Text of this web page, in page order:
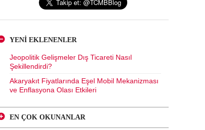
YENİ EKLENENLER
Jeopolitik Gelişmeler Dış Ticareti Nasıl
Şekillendirdi?
Akaryakıt Fiyatlarında Eşel Mobil Mekanizması
ve Enflasyona Olası Etkileri
EN ÇOK OKUNANLAR